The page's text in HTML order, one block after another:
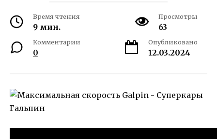
Время чтения
9 мин.
Просмотры
63
Комментарии
0
Опубликовано
12.03.2024